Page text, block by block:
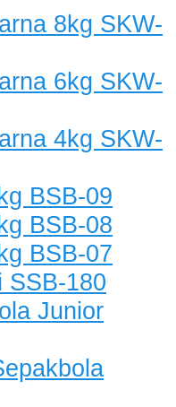
8kg SKW-
6kg SKW-
4kg SKW-
BSB-09
BSB-08
BSB-07
SSB-180
Junior